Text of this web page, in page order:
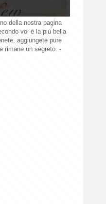
della nostra pagina
voi è la più bella
aggiungete pure
rimane un segreto. -